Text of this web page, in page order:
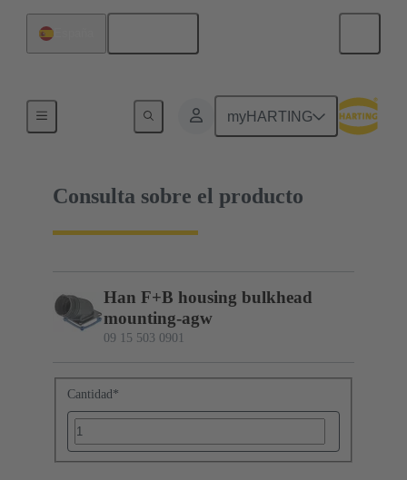
myHARTING
09 15 503 0901
Consulta sobre el producto
Han F+B housing bulkhead
mounting-agw
09 15 503 0901
Cantidad*